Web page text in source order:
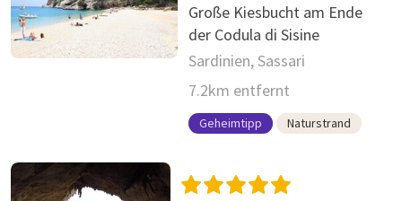
Große Kiesbucht am Ende
der Codula di Sisine
Sardinien, Sassari
7.2km entfernt
Geheimtipp Naturstrand